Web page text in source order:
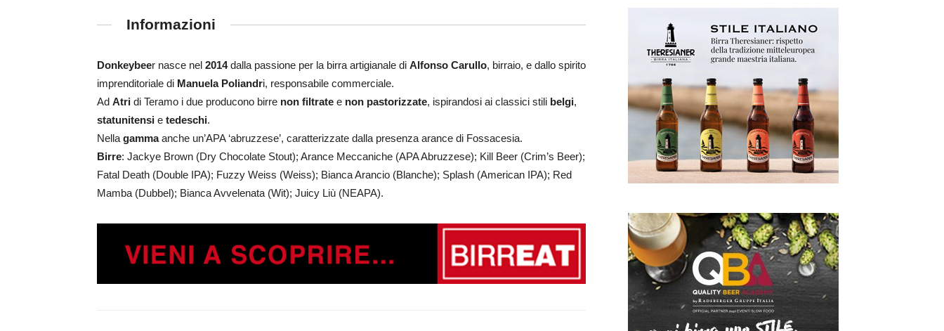
Informazioni
Donkeybeer nasce nel 2014dalla passione per la birra artigianale di Alfonso Carullo, birraio, e dallo spirito
imprenditoriale di Manuela Poliandri, responsabile commerciale.
Ad Atri di Teramo i due producono birre non filtrate e non pastorizzate, ispirandosi ai classici stili belgi,
statunitensi e tedeschi.
Nella gammaanche un’APA ‘abruzzese’, caratterizzate dalla presenza arance di Fossacesia.
Birre: Jackye Brown (Dry Chocolate Stout); Arance Meccaniche (APA Abruzzese); Kill Beer (Crim’s Beer);
Fatal Death (Double IPA); Fuzzy Weiss (Weiss); Bianca Arancio (Blanche); Splash (American IPA); Red
Mamba (Dubbel); Bianca Avvelenata (Wit); Juicy Liù (NEAPA).